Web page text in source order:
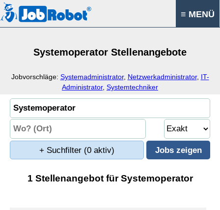
≡ MENÜ
Systemoperator Stellenangebote
Jobvorschläge: Systemadministrator, Netzwerkadministrator, IT-
Administrator, Systemtechniker
+ Suchfilter (0 aktiv)
1 Stellenangebot für Systemoperator